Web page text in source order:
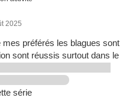
2025
mes préférés les blagues sont
sont réussis surtout dans le
série